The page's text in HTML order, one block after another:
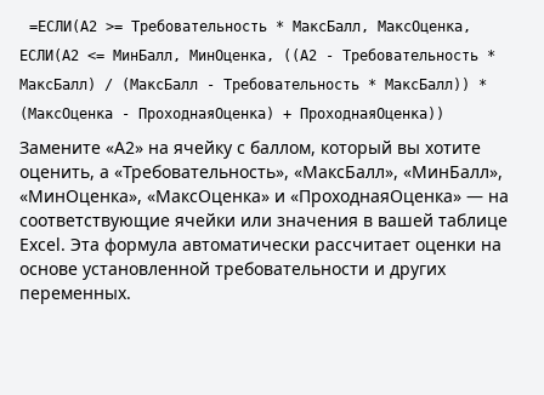
=ЕСЛИ(A2 >= Требовательность * МаксБалл, МаксОценка,
ЕСЛИ(A2 <= МинБалл, МинОценка, ((A2 - Требовательность *
МаксБалл) / (МаксБалл - Требовательность * МаксБалл)) *
(МаксОценка - ПроходнаяОценка) + ПроходнаяОценка))
Замените «A2» на ячейку с баллом, который вы хотите
оценить, а «Требовательность», «МаксБалл», «МинБалл»,
«МинОценка», «МаксОценка» и «ПроходнаяОценка» — на
соответствующие ячейки или значения в вашей таблице
Excel. Эта формула автоматически рассчитает оценки на
основе установленной требовательности и других
переменных.